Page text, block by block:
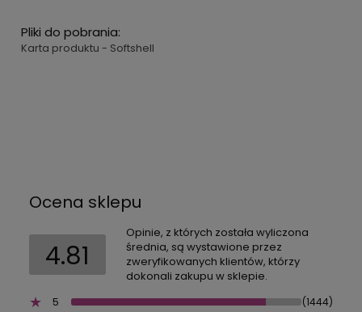
Pliki do pobrania:
Karta produktu - Softshell
Ocena sklepu
4.81
Opinie, z których została wyliczona
średnia, są wystawione przez
zweryfikowanych klientów, którzy
dokonali zakupu w sklepie.
5
(1444)